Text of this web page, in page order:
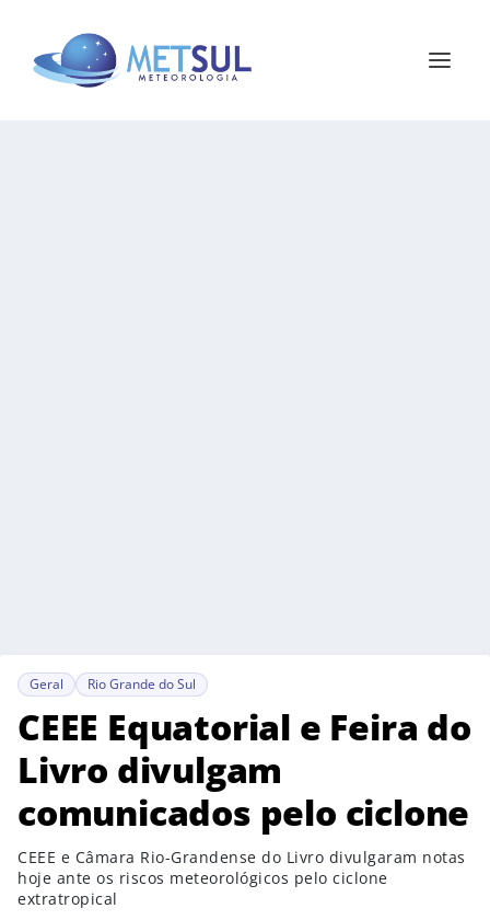
Geral Rio Grande do Sul
CEEE Equatorial e Feira do
Livro divulgam
comunicados pelo ciclone
CEEE e Câmara Rio-Grandense do Livro divulgaram notas
hoje ante os riscos meteorológicos pelo ciclone
extratropical